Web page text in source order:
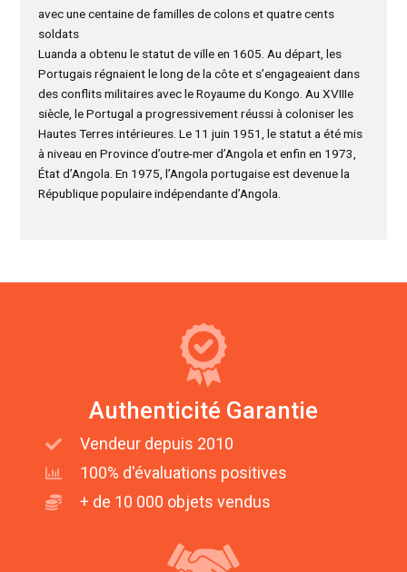
avec une centaine de familles de colons et quatre cents
soldats
Luanda a obtenu le statut de ville en 1605. Au départ, les
Portugais régnaient le long de la côte et s’engageaient dans
des conflits militaires avec le Royaume du Kongo. Au XVIIIe
siècle, le Portugal a progressivement réussi à coloniser les
Hautes Terres intérieures. Le 11 juin 1951, le statut a été mis
à niveau en Province d’outre-mer d’Angola et enfin en 1973,
État d’Angola. En 1975, l’Angola portugaise est devenue la
République populaire indépendante d’Angola.
Authenticité Garantie
Vendeur depuis 2010
100% d'évaluations positives
+ de 10 000 objets vendus